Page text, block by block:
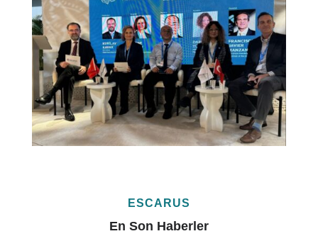
ESCARUS
En Son Haberler